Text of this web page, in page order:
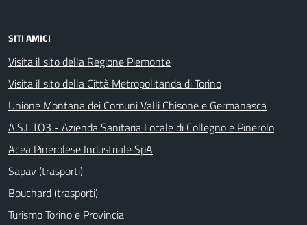
SITI AMICI
Visita il sito della Regione Piemonte
Visita il sito della Città Metropolitanda di Torino
Unione Montana dei Comuni Valli Chisone e Germanasca
A.S.L.TO3 - Azienda Sanitaria Locale di Collegno e Pinerolo
Acea Pinerolese Industriale SpA
Sapav (trasporti)
Bouchard (trasporti)
Turismo Torino e Provincia